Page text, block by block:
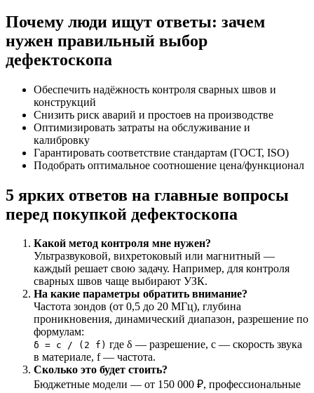
Почему люди ищут ответы: зачем
нужен правильный выбор
дефектоскопа
Обеспечить надёжность контроля сварных швов и
конструкций
Снизить риск аварий и простоев на производстве
Оптимизировать затраты на обслуживание и
калибровку
Гарантировать соответствие стандартам (ГОСТ, ISO)
Подобрать оптимальное соотношение цена/функционал
5 ярких ответов на главные вопросы
перед покупкой дефектоскопа
Какой метод контроля мне нужен?
Ультразвуковой, вихретоковый или магнитный —
каждый решает свою задачу. Например, для контроля
сварных швов чаще выбирают УЗК.
На какие параметры обратить внимание?
Частота зондов (от 0,5 до 20 МГц), глубина
проникновения, динамический диапазон, разрешение по
формулам:
δ = c / (2 f) где δ — разрешение, c — скорость звука
в материале, f — частота.
Сколько это будет стоить?
Бюджетные модели — от 150 000 ₽, профессиональные